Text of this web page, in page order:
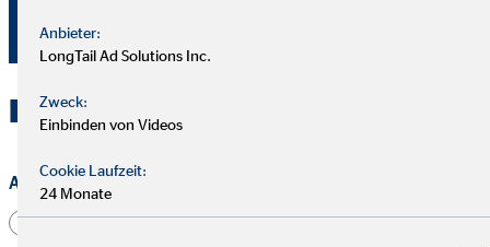
+49 202 27259144
Kontakt zu OVB in Wuppertal
Anrede
Herr Frau Divers
Anbieter:
LongTail Ad Solutions Inc.
Zweck:
Einbinden von Videos
Cookie Laufzeit:
24 Monate